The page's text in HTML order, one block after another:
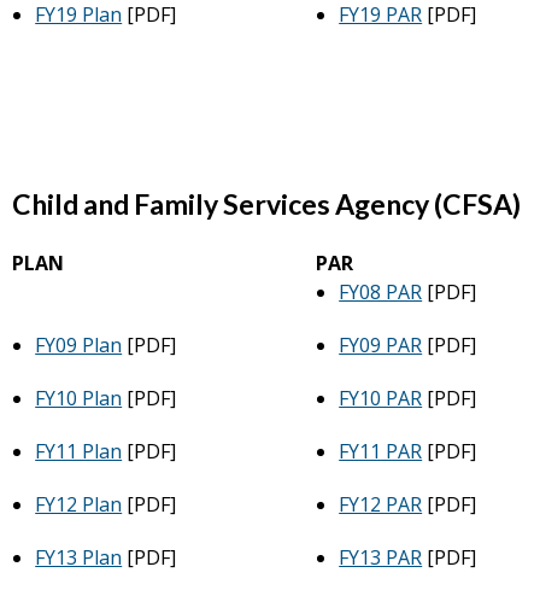
FY19 Plan [PDF] FY19 PAR [PDF]
Child and Family Services Agency (CFSA)
PLAN
PAR
FY08 PAR [PDF]
FY09 Plan [PDF] FY09 PAR [PDF]
FY10 Plan [PDF] FY10 PAR [PDF]
FY11 Plan [PDF] FY11 PAR [PDF]
FY12 Plan [PDF] FY12 PAR [PDF]
FY13 Plan [PDF] FY13 PAR [PDF]